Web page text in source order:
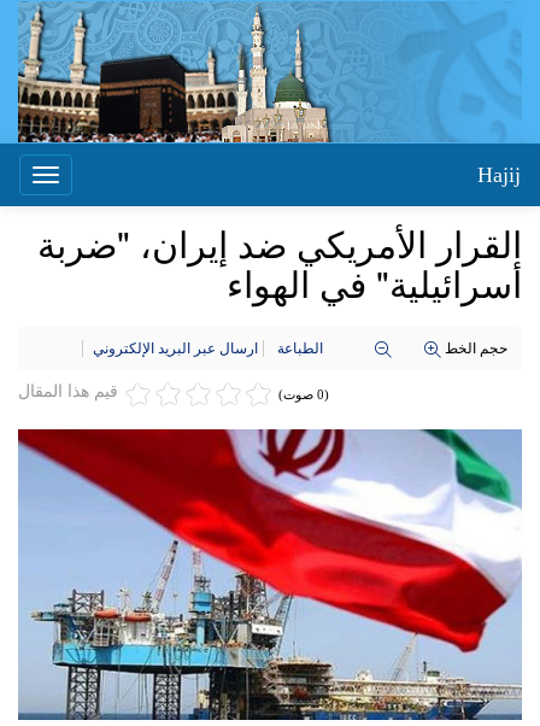
Toggle
Hajij
القرار الأمريكي ضد إيران، "ضربة
أسرائيلية" في الهواء
حجم الخط الطباعة ارسال عبر البريد الإلكتروني
قيم هذا المقال (0 صوت)